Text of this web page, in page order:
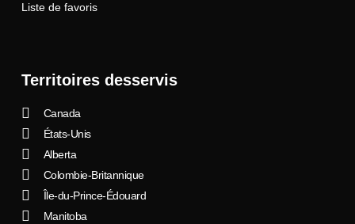
Liste de favoris
Territoires desservis
Canada
États-Unis
Alberta
Colombie-Britannique
Île-du-Prince-Édouard
Manitoba